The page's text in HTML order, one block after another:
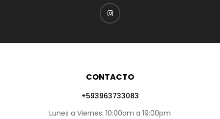
CONTACTO
+593963733083
Lunes a Viernes: 10:00am a 19:00pm